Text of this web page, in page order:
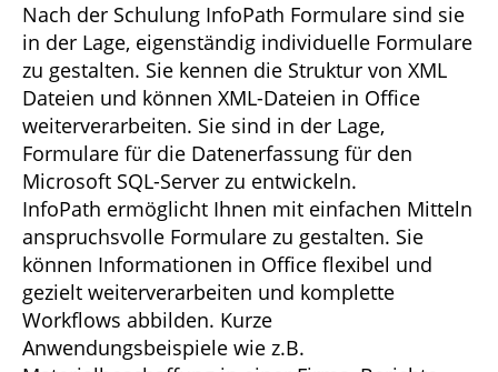
Nach der Schulung InfoPath Formulare sind sie
in der Lage, eigenständig individuelle Formulare
zu gestalten. Sie kennen die Struktur von XML
Dateien und können XML-Dateien in Office
weiterverarbeiten. Sie sind in der Lage,
Formulare für die Datenerfassung für den
Microsoft SQL-Server zu entwickeln.
InfoPath ermöglicht Ihnen mit einfachen Mitteln
anspruchsvolle Formulare zu gestalten. Sie
können Informationen in Office flexibel und
gezielt weiterverarbeiten und komplette
Workflows abbilden. Kurze
Anwendungsbeispiele wie z.B.